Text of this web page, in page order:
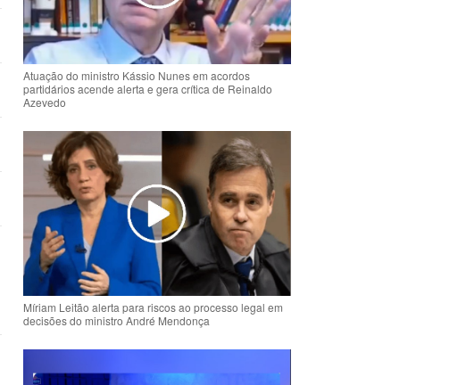
Atuação do ministro Kássio Nunes em acordos
partidários acende alerta e gera crítica de Reinaldo
Azevedo
Míriam Leitão alerta para riscos ao processo legal em
decisões do ministro André Mendonça